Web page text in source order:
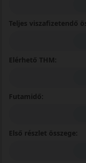
Teljes viszafizetendő
Elérhető THM:
Futamidő:
Első részlet összege: